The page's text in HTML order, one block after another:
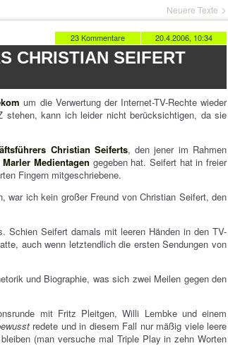
Neuere Texte
20.4.2006, 10:34
23 Kommentare
CHRISTIAN SEIFERT
um die Verwertung der Internet-TV-Rechte wieder
stehen, kann ich leider nicht berücksichtigen, da sie
Christian Seiferts, den jener im Rahmen
Marler Medientagen gegeben hat. Seifert hat in freier
Fingern mitgeschriebene.
war ich kein großer Freund von Christian Seifert, den
Schien Seifert damals mit leeren Händen in den TV-
auch wenn letztendlich die ersten Sendungen von
und Biographie, was sich zwei Meilen gegen den
mit Fritz Pleitgen, Willi Lembke und einem
redete und in diesem Fall nur mäßig viele leere
(man versuche mal Triple Play in zehn Worten